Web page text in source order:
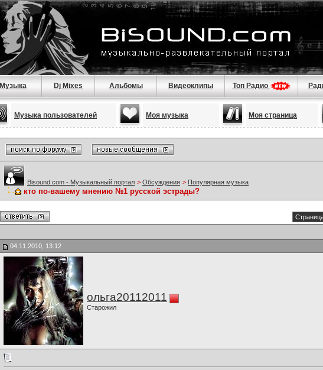
Музыка Dj Mixes Альбомы Видеоклипы Топ Радио
Музыка пользователей Моя музыка Моя страница
Bisound.com - Музыкальный портал > Обсуждения > Популярная музыка
кто по-вашему мнению №1 русской эстрады?
04.11.2010, 13:12
ольга20112011
Старожил